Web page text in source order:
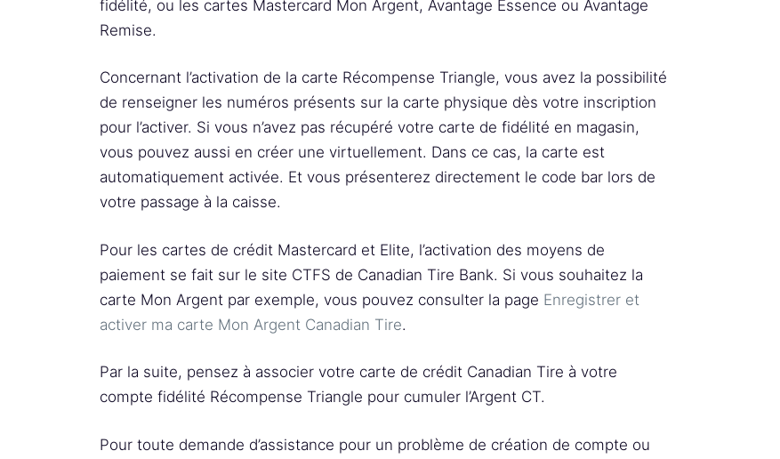
fidélité, ou les cartes Mastercard Mon Argent, Avantage Essence ou Avantage
Remise.
Concernant l’activation de la carte Récompense Triangle, vous avez la possibilité
de renseigner les numéros présents sur la carte physique dès votre inscription
pour l’activer. Si vous n’avez pas récupéré votre carte de fidélité en magasin,
vous pouvez aussi en créer une virtuellement. Dans ce cas, la carte est
automatiquement activée. Et vous présenterez directement le code bar lors de
votre passage à la caisse.
Pour les cartes de crédit Mastercard et Elite, l’activation des moyens de
paiement se fait sur le site CTFS de Canadian Tire Bank. Si vous souhaitez la
carte Mon Argent par exemple, vous pouvez consulter la page Enregistrer et
activer ma carte Mon Argent Canadian Tire.
Par la suite, pensez à associer votre carte de crédit Canadian Tire à votre
compte fidélité Récompense Triangle pour cumuler l’Argent CT.
Pour toute demande d’assistance pour un problème de création de compte ou